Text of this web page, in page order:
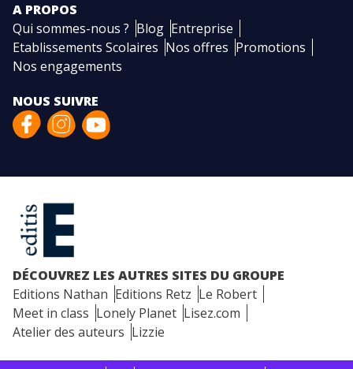
A PROPOS
Qui sommes-nous ? Blog Entreprise
Etablissements Scolaires Nos offres Promotions
Nos engagements
NOUS SUIVRE
DÉCOUVREZ LES AUTRES SITES DU GROUPE
Editions Nathan Editions Retz Le Robert
Meet in class Lonely Planet Lisez.com
Atelier des auteurs Lizzie